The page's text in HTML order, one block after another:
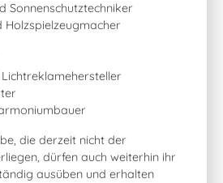
Sonnenschutztechniker
Holzspielzeugmacher
die derzeit nicht der
dürfen auch weiterhin ihr
ausüben und erhalten